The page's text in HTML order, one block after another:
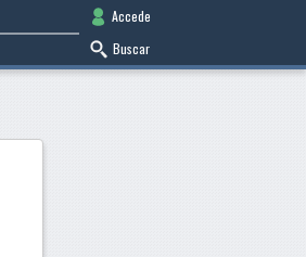
Accede
Buscar